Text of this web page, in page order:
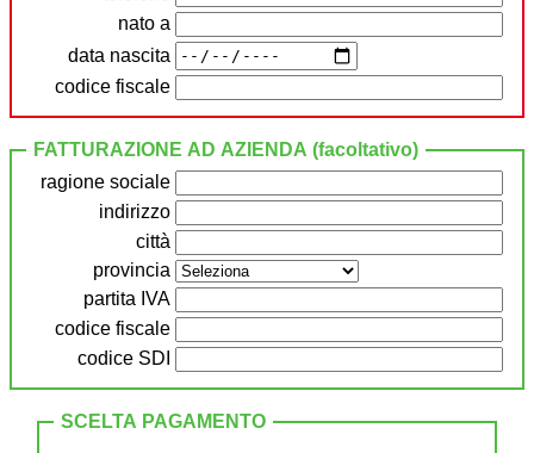
nato a
data nascita
codice fiscale
FATTURAZIONE AD AZIENDA (facoltativo)
ragione sociale
indirizzo
città
provincia
partita IVA
codice fiscale
codice SDI
SCELTA PAGAMENTO